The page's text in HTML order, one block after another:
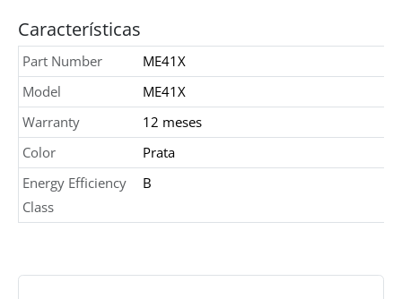
Características
Part Number
ME41X
Model
ME41X
Warranty
12 meses
Color
Prata
Energy Efficiency
Class
B